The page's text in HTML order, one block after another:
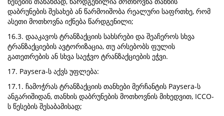
დაბრუნების შესახებ ან წარმოიშობა რეალური საფრთხე, რომ
ასეთი მოთხოვნა იქნება წარდგენილი;
16.3. დააკავოს ტრანზაქციის სახსრები და შეაჩეროს სხვა
ტრანზაქციების ავტორიზაცია, თუ არსებობს ფულის
გათეთრების ან სხვა საეჭვო ტრანზაქციების ეჭვი.
17. Paysera-ს აქვს უფლება:
17.1. ჩამოჭრას ტრანზაქციის თანხები მერჩანტის Paysera-ს
ანგარიშიდან, თანხის დაბრუნების მოთხოვნის მიხედვით, ICCO-
ს წესების შესაბამისად;